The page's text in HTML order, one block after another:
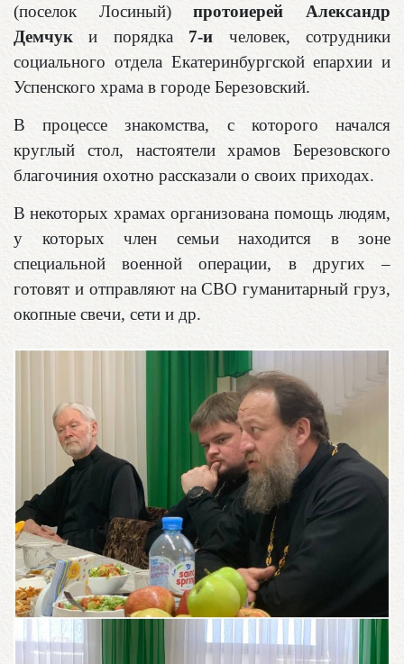
(поселок Лосиный)протоиерей Александр
Демчуки порядка 7-и человек, сотрудники
социального отдела Екатеринбургской епархии и
Успенского храма в городе Березовский.
В процессе знакомства, с которого начался
круглый стол, настоятели храмов Березовского
благочиния охотно рассказали о своих приходах.
В некоторых храмах организована помощь людям,
у которых член семьи находится в зоне
специальной военной операции, в других –
готовят и отправляют на СВО гуманитарный груз,
окопные свечи, сети и др.